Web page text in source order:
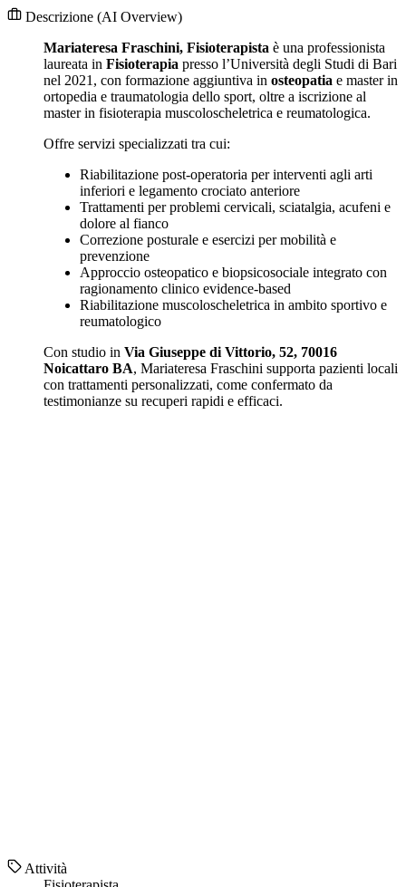
Descrizione (AI Overview)
Mariateresa Fraschini, Fisioterapista è una professionista
laureata in Fisioterapia presso l’Università degli Studi di Bari
nel 2021, con formazione aggiuntiva in osteopatia e master in
ortopedia e traumatologia dello sport, oltre a iscrizione al
master in fisioterapia muscoloscheletrica e reumatologica.
Offre servizi specializzati tra cui:
Riabilitazione post-operatoria per interventi agli arti
inferiori e legamento crociato anteriore
Trattamenti per problemi cervicali, sciatalgia, acufeni e
dolore al fianco
Correzione posturale e esercizi per mobilità e
prevenzione
Approccio osteopatico e biopsicosociale integrato con
ragionamento clinico evidence-based
Riabilitazione muscoloscheletrica in ambito sportivo e
reumatologico
Con studio in Via Giuseppe di Vittorio, 52, 70016
Noicattaro BA, Mariateresa Fraschini supporta pazienti locali
con trattamenti personalizzati, come confermato da
testimonianze su recuperi rapidi e efficaci.
Attività